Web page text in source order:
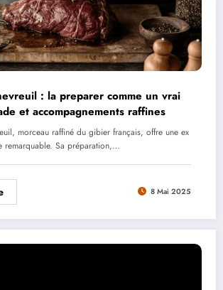
: la preparer comme un vrai
et accompagnements raffines
morceau raffiné du gibier français, offre une ex
remarquable. Sa préparation,…
8 Mai 2025